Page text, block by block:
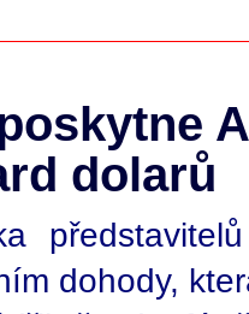
dolarů
dohody,